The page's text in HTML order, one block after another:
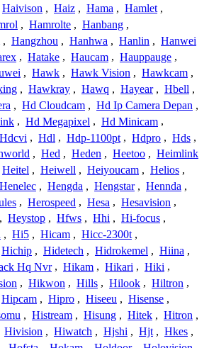
Haivison , Haiz , Hama , Hamlet ,
, Hamrolte , Hanbang ,
, Hangzhou , Hanhwa , Hanlin , Hanwei
, Hatake , Haucam , Hauppauge ,
, Hawk , Hawk Vision , Hawkcam ,
, Hawkray , Hawq , Hayear , Hbell ,
, Hd Cloudcam , Hd Ip Camera Depan ,
, Hd Megapixel , Hd Minicam ,
Hdcvi , Hdl , Hdp-1100pt , Hdpro , Hds ,
, Hed , Heden , Heetoo , Heimlink
Heitel , Heiwell , Heiyoucam , Helios ,
Henelec , Hengda , Hengstar , Hennda ,
, Herospeed , Hesa , Hesavision ,
, Heystop , Hfws , Hhi , Hi-focus ,
, Hi5 , Hicam , Hicc-2300t ,
Hichip , Hidetech , Hidrokemel , Hiina ,
Hq Nvr , Hikam , Hikari , Hiki ,
, Hikwon , Hills , Hilook , Hiltron ,
Hipcam , Hipro , Hiseeu , Hisense ,
, Histream , Hisung , Hitek , Hitron ,
Hivision , Hiwatch , Hjshi , Hjt , Hkes ,